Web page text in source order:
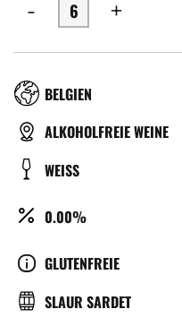
- +
RÉGION
BELGIEN
TYPE
BIÈRE
ALKOHOLFREIE WEINE
COULEUR
WEISS
ALCOOL
0.00%
CULTURE
GLUTENFREIE
BRASSERIE
SLAUR SARDET